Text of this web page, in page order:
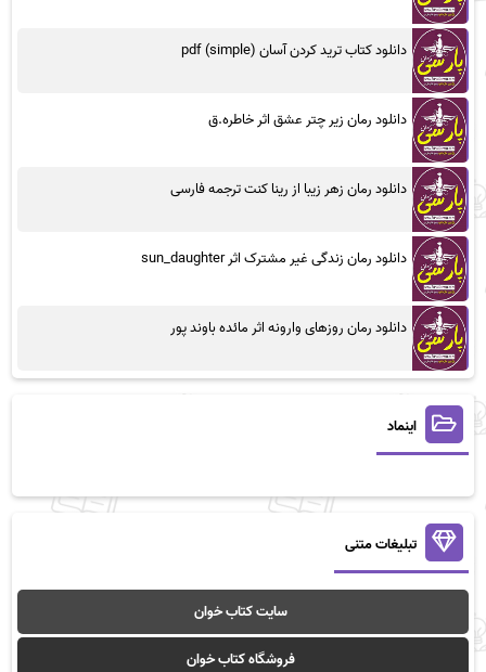
دانلود کتاب ترید کردن آسان (simple) pdf
دانلود رمان زیر چتر عشق اثر خاطره.ق
دانلود رمان زهر زیبا از رینا کنت ترجمه فارسی
دانلود رمان زندگی غیر مشترک اثر sun_daughter
دانلود رمان روزهای وارونه اثر مائده باوند پور
اینماد
تبلیغات متنی
سایت کتاب خوان
فروشگاه کتاب خوان